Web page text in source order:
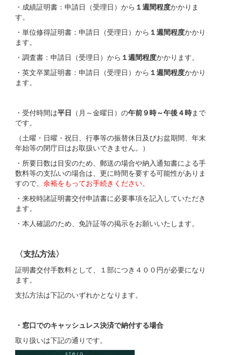
・成績証明書：申請日（受理日）から １週間程度かかりま
す。
・単位修得証明書：申請日（受理日）から １週間程度かかり
ます。
・調査書：申請日（受理日）から １週間程度かかります。
・英文卒業証明書：申請日（受理日）から １週間程度かかり
ます。
・受付時間は平日 （月～金曜日）の午前９時～午後４時まで
です。
（土曜・日曜・祝日、行事等の振替休日及びお盆期間、年末
年始等の閉庁日はお取扱いできません。）
・所要日数は目安のため、郵送の場合や納入通知書による手
数料等の支払いの場合は、更に時間を要する可能性がありま
すので、 余裕をもってお手続きください。
・来校時諸証明書交付申請書に必要事項を記入していただき
ます。
・本人確認のため、免許証等の掲示をお願いいたします。
〈支払方法〉
証明書交付手数料として、１部につき４００円が必要になり
ます。
支払方法は下記のいずれかとなります。
・窓口でのキャッシュレス決済で納付する場合
取り扱いは下記の通りです。